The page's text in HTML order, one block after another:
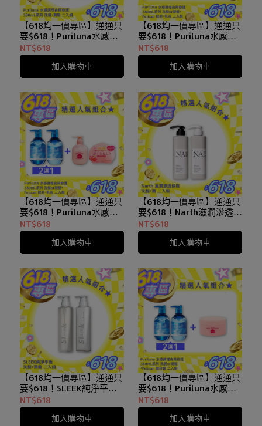
【618均一價專區】通通只
要$618！Puriluna水感調
理夜間修護 洗髮精 + 潤髮
乳 380mL 兩入組
NT$618
加入購物車
【618均一價專區】通通只
要$618！Puriluna水感調
理夜間修護 洗髮精 or 潤髮
乳 380mL+Pelican蜜桃臀
調理皂+蚊不聞天然草本精
油皂 洗沐保養組合
NT$618
加入購物車
【618均一價專區】通通只
要$618！Puriluna水感調
理夜間修護 洗髮精 or 潤髮
乳 380mL+Pelican蜜桃臀
調理皂+修護乳液 洗沐保
養組合
NT$618
加入購物車
【618均一價專區】通通只
要$618！Narth滋潤滲透 /
絲滑光澤系列 洗髮精+潤
髮乳 兩入組
NT$618
加入購物車
【618均一價專區】通通只
要$618！SLEEK純淨平衡 /
夜間滋養系列 洗髮精+潤
髮乳 兩入組
NT$618
加入購物車
【618均一價專區】通通只
要$618！Puriluna水感調
理夜間修護 洗髮精 or 潤髮
乳 380mL+Pelican磨砂膏
洗沐保養組合
NT$618
加入購物車